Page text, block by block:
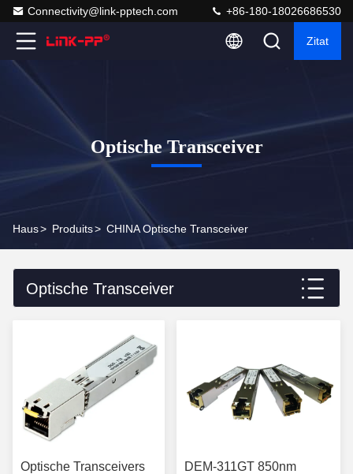
Connectivity@link-pptech.com +86-180-18026686530
Zitat
Optische Transceiver
Haus> Produits> CHINA Optische Transceiver
Optische Transceiver
Optische Transceivers
DEM-311GT 850nm